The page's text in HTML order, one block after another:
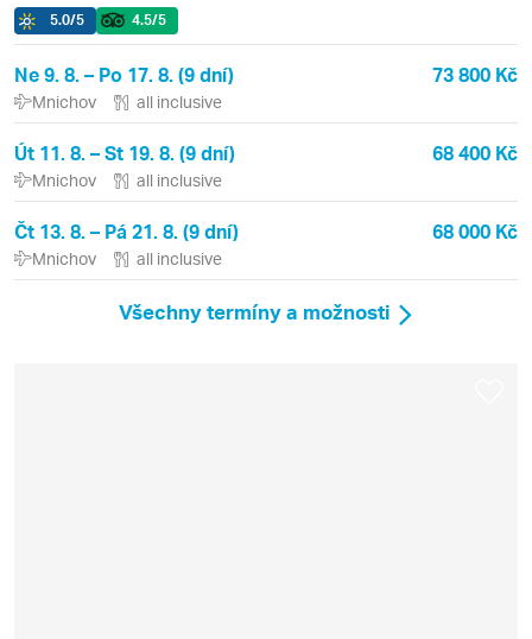
5.0/5 4.5/5
Ne 9. 8. – Po 17. 8. (9 dní) 73 800 Kč
Mnichov all inclusive
Út 11. 8. – St 19. 8. (9 dní) 68 400 Kč
Mnichov all inclusive
Čt 13. 8. – Pá 21. 8. (9 dní) 68 000 Kč
Mnichov all inclusive
Všechny termíny a možnosti